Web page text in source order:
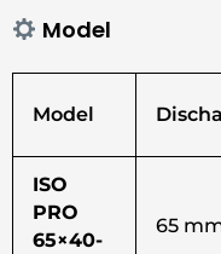
Model
Model
ISO
PRO
65×40-
65